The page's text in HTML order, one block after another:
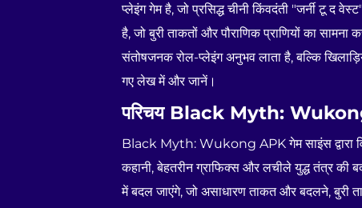
प्लेइंग गेम है, जो प्रसिद्ध चीनी किंवदंती "जर्नी टू द
है, जो बुरी ताकतों और पौराणिक प्राणियों का
संतोषजनक रोल-प्लेइंग अनुभव लाता है, बल्कि
गए लेख में और जानें।
परिचय Black Myth:
Black Myth: Wukong APK गेम साइंस द्वारा
कहानी, बेहतरीन ग्राफिक्स और लचीले युद्ध तंत्र की
में बदल जाएंगे, जो असाधारण ताकत और बदलने, बुरी